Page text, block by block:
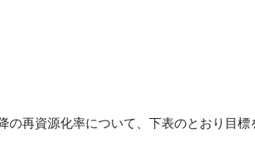
再資源化率について、下表のとおり目標